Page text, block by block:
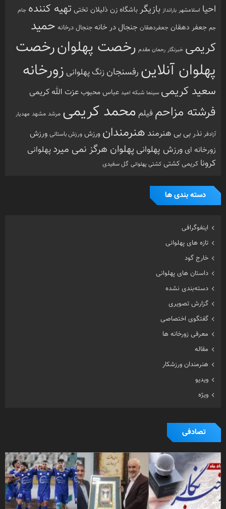
احیا اسلامشهر بارانداز بازیگرباشگاه زن ذلیلان تختی تهیه کننده جام
جم جعفر دهقان جعفردهقان جنجال در خانه جنجال درخانه حمید
کریمی خبرنگار رحمان مقدم رخصت پهلوانرخصت
پهلوان آنلاین رفسنجان زنگ پهلوانی زورخانه
سعید کریمی سینما شبکه امید عباس محبوبعزت الله کریمی
فرشته مزاحمفیلم محمد کریمی مرشد مشهد مهدیار
آزادفر نذر بی بی هنرمند هنرمندان ورزش ورزش باستانی ورزش
زورخانه ای ورزش پهلوانی پهلوان هرگز نمی میرد پهلوانی
کرونا کریمی کشتی کشتی پهلوانی گل سفیدی
دسته بندی ها
اینفوگرافی
تازه های پهلوانی
خارج گود
داستان های پهلوانی
دسته‌بندی نشده
گزارش تصویری
گفتگوی اختصاصی
معرفی زورخانه ها
مقاله
هنرمندان ورزشکار
ویدیو
ویژه
تصادفی